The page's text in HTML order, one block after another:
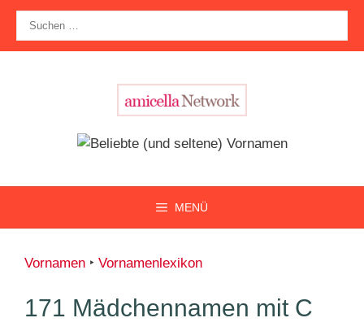
Zum
Inhalt
springen
nach:
MENÜ
Vornamen ‣ Vornamenlexikon
171 Mädchennamen mit C